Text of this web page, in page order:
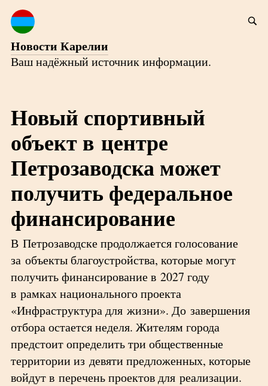
Новости Карелии
Ваш надёжный источник информации.
Новый спортивный
объект в центре
Петрозаводска может
получить федеральное
финансирование
В Петрозаводске продолжается голосование
за объекты благоустройства, которые могут
получить финансирование в 2027 году
в рамках национального проекта
«Инфраструктура для жизни». До завершения
отбора остается неделя. Жителям города
предстоит определить три общественные
территории из девяти предложенных, которые
войдут в перечень проектов для реализации.